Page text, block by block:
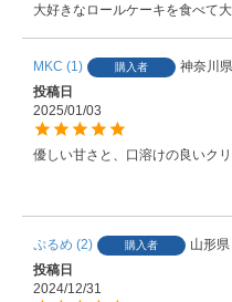
大好きなロールケーキを食べて
MKC 1 購入者 神奈川県
投稿日
2025/01/03
優しい甘さと、口溶けの良いク
ぷるめ 2 購入者 山形県
投稿日
2024/12/31